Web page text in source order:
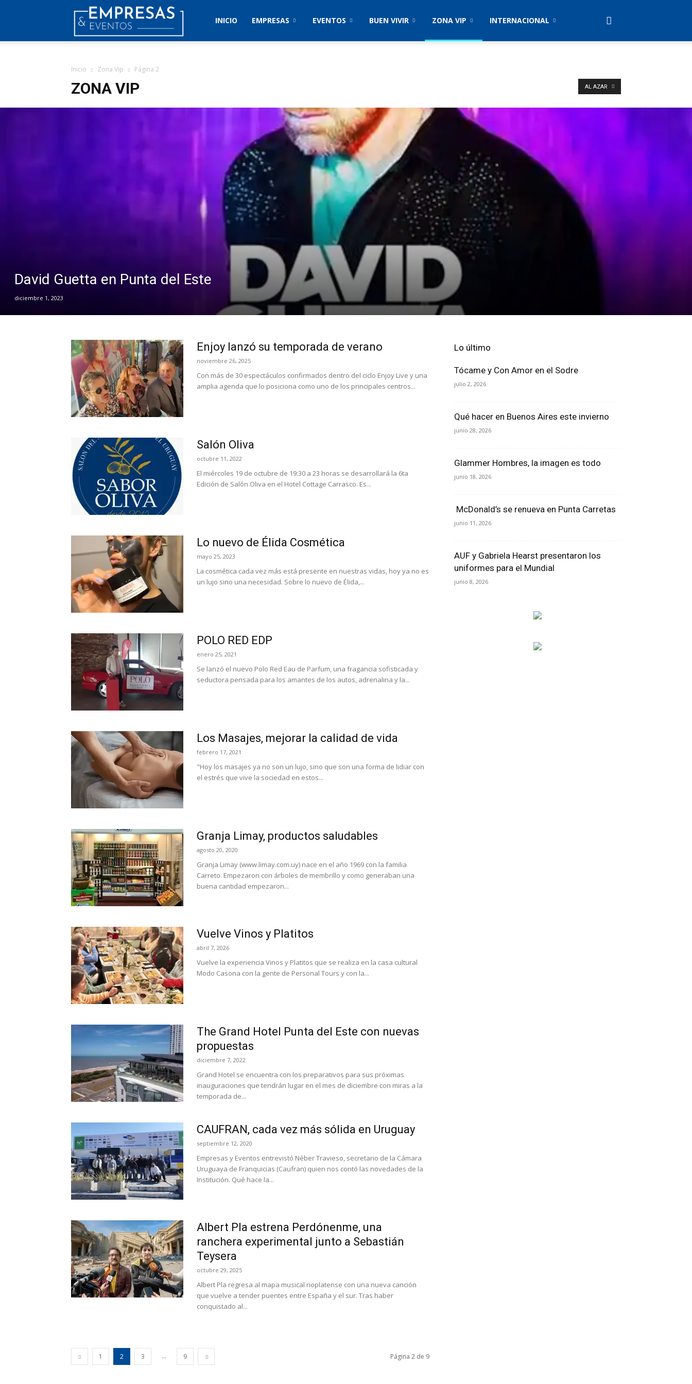
EmpresasINICIO EMPRESAS EVENTOS BUEN VIVIR ZONA VIP INTERNACIONAL
Inicio Zona Vip Página 2
ZONA VIP AL AZAR
David Guetta en Punta del Este
diciembre 1, 2023
Enjoy lanzó su temporada de verano
noviembre 26, 2025
Con más de 30 espectáculos confirmados dentro del ciclo Enjoy Live y una
amplia agenda que lo posiciona como uno de los principales centros...
Salón Oliva
octubre 11, 2022
El miércoles 19 de octubre de 19:30 a 23 horas se desarrollará la 6ta
Edición de Salón Oliva en el Hotel Cottage Carrasco. Es...
Lo nuevo de Élida Cosmética
mayo 25, 2023
La cosmética cada vez más está presente en nuestras vidas, hoy ya no es
un lujo sino una necesidad. Sobre lo nuevo de Élida,...
POLO RED EDP
enero 25, 2021
Se lanzó el nuevo Polo Red Eau de Parfum, una fragancia sofisticada y
seductora pensada para los amantes de los autos, adrenalina y la...
Los Masajes, mejorar la calidad de vida
febrero 17, 2021
"Hoy los masajes ya no son un lujo, sino que son una forma de lidiar con
el estrés que vive la sociedad en estos...
Granja Limay, productos saludables
agosto 20, 2020
Granja Limay (www.limay.com.uy) nace en el año 1969 con la familia
Carreto. Empezaron con árboles de membrillo y como generaban una
buena cantidad empezaron...
Vuelve Vinos y Platitos
abril 7, 2026
Vuelve la experiencia Vinos y Platitos que se realiza en la casa cultural
Modo Casona con la gente de Personal Tours y con la...
The Grand Hotel Punta del Este con nuevas
propuestas
diciembre 7, 2022
Grand Hotel se encuentra con los preparativos para sus próximas
inauguraciones que tendrán lugar en el mes de diciembre con miras a la
temporada de...
CAUFRAN, cada vez más sólida en Uruguay
septiembre 12, 2020
Empresas y Eventos entrevistó Néber Travieso, secretario de la Cámara
Uruguaya de Franquicias (Caufran) quien nos contó las novedades de la
Institución. Qué hace la...
Albert Pla estrena Perdónenme, una
ranchera experimental junto a Sebastián
Teysera
octubre 29, 2025
Albert Pla regresa al mapa musical rioplatense con una nueva canción
que vuelve a tender puentes entre España y el sur. Tras haber
conquistado al...
1 2 3 ... 9 Página 2 de 9
Lo último
Tócame y Con Amor en el Sodre
julio 2, 2026
Qué hacer en Buenos Aires este invierno
junio 28, 2026
Glammer Hombres, la imagen es todo
junio 18, 2026
McDonald’s se renueva en Punta Carretas
junio 11, 2026
AUF y Gabriela Hearst presentaron los
uniformes para el Mundial
junio 8, 2026